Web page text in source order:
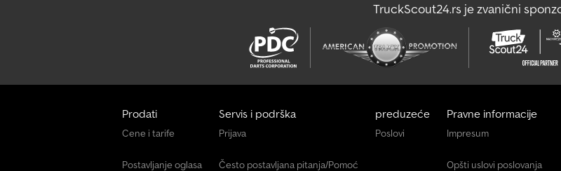
TruckScout24.rs je zvanični
Prodati
Cene i tarife
Postavljanje oglasa
Servis i podrška
Prijava
Često postavljana pitanja/Pomoć
preduzeće
Poslovi
Pravne informacije
Impresum
Opšti uslovi poslovanja